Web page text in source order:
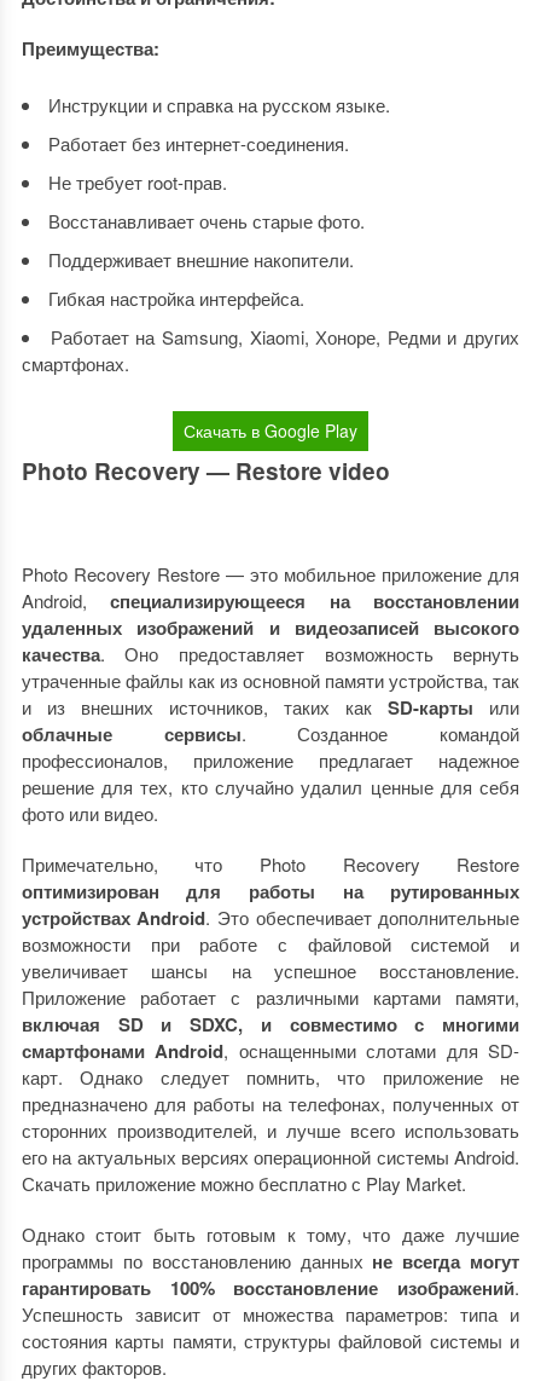
Преимущества:
Инструкции и справка на русском языке.
Работает без интернет-соединения.
Не требует root-прав.
Восстанавливает очень старые фото.
Поддерживает внешние накопители.
Гибкая настройка интерфейса.
Работает на Samsung, Xiaomi, Хоноре, Редми и других
смартфонах.
Скачать в Google Play
Photo Recovery — Restore video
Photo Recovery Restore — это мобильное приложение для
Android,специализирующееся на восстановлении
удаленных изображений и видеозаписей высокого
качества. Оно предоставляет возможность вернуть
утраченные файлы как из основной памяти устройства, так
и из внешних источников, таких какSD-карты или
облачные сервисы. Созданное командой
профессионалов, приложение предлагает надежное
решение для тех, кто случайно удалил ценные для себя
фото или видео.
Примечательно, что Photo Recovery Restore
оптимизирован для работы на рутированных
устройствах Android. Это обеспечивает дополнительные
возможности при работе с файловой системой и
увеличивает шансы на успешное восстановление.
Приложение работает с различными картами памяти,
включая SD и SDXC, и совместимо с многими
смартфонами Android, оснащенными слотами для SD-
карт. Однако следует помнить, что приложение не
предназначено для работы на телефонах, полученных от
сторонних производителей, и лучше всего использовать
его на актуальных версиях операционной системы Android.
Скачать приложение можно бесплатно с Play Market.
Однако стоит быть готовым к тому, что даже лучшие
программы по восстановлению данных не всегда могут
гарантировать 100% восстановление изображений.
Успешность зависит от множества параметров: типа и
состояния карты памяти, структуры файловой системы и
других факторов.